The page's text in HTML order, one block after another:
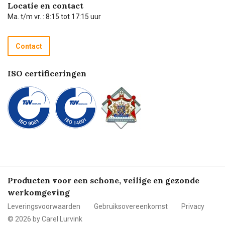
Technische dienst
Recycle programma
Betalen
Locatie en contact
Ma. t/m vr. : 8:15 tot 17:15 uur
Contact
ISO certificeringen
Producten voor een schone, veilige en gezonde
werkomgeving
Leveringsvoorwaarden Gebruiksovereenkomst
Privacy
© 2026 by Carel Lurvink